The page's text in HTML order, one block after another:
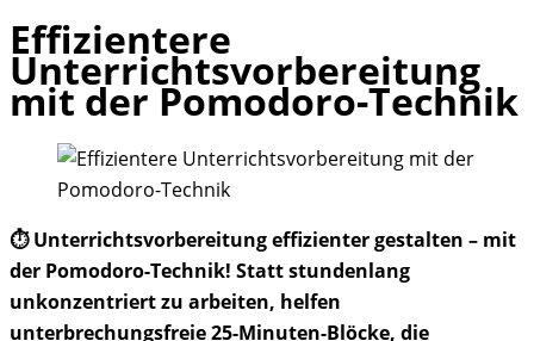
Skip
to
content
Effizientere
Unterrichtsvorbereitung
mit der Pomodoro-Technik
⏱️ Unterrichtsvorbereitung effizienter gestalten – mit
der Pomodoro-Technik! Statt stundenlang
unkonzentriert zu arbeiten, helfen
unterbrechungsfreie 25-Minuten-Blöcke, die